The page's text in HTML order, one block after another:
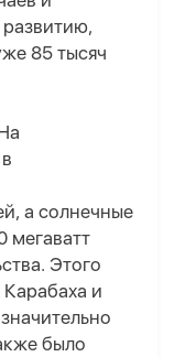
85 тысяч
а солнечные
мегаватт
Этого
Карабаха и
было